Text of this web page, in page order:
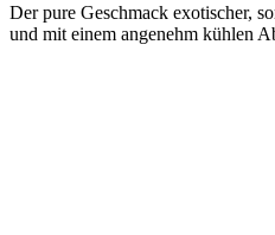
Der pure Geschmack exotischer,
und mit einem angenehm kühlen